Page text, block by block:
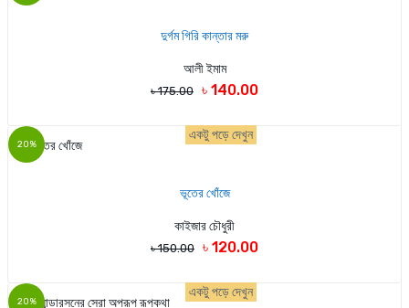
দুর্গম গিরি কান্তার মরু
আলী ইমাম
৳ 175.00 ৳ 140.00
20%
একটু পড়ে দেখুন
ভূতের খোঁজে
কাইজার চৌধুরী
৳ 150.00 ৳ 120.00
20%
একটু পড়ে দেখুন